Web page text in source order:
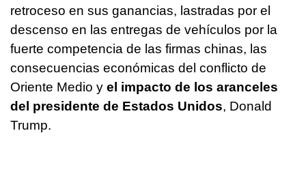
retroceso en sus ganancias, lastradas por el
descenso en las entregas de vehículos por la
fuerte competencia de las firmas chinas, las
consecuencias económicas del conflicto de
Oriente Medio y el impacto de los aranceles
del presidente de Estados Unidos, Donald
Trump.